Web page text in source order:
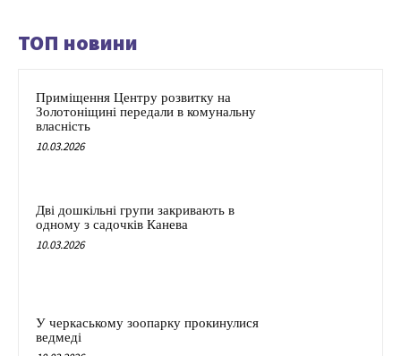
ТОП новини
Приміщення Центру розвитку на
Золотоніщині передали в комунальну
власність
10.03.2026
Дві дошкільні групи закривають в
одному з садочків Канева
10.03.2026
У черкаському зоопарку прокинулися
ведмеді